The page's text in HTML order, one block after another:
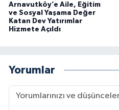
Arnavutköy’e Aile, Eğitim
ve Sosyal Yaşama Değer
Katan Dev Yatırımlar
Hizmete Açıldı
Yorumlar